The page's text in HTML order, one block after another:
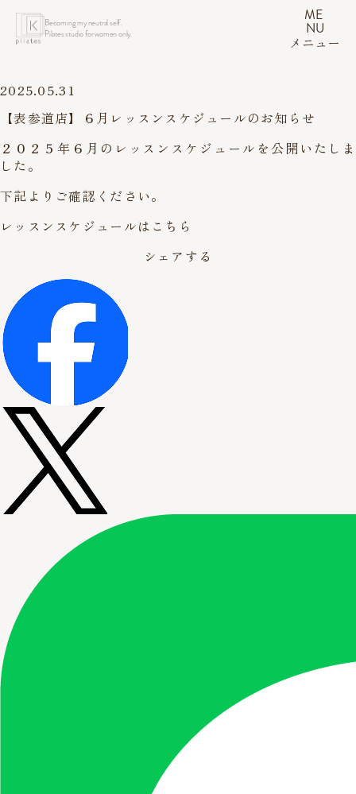
Becoming my neutral self.
Pilates studio for women only.
ME
NU
メニュー
2025.05.31
【表参道店】６月レッスンスケジュールのお知らせ
２０２５年６月のレッスンスケジュールを公開いたしま
した。
下記よりご確認ください。
レッスンスケジュールはこちら
シェアする